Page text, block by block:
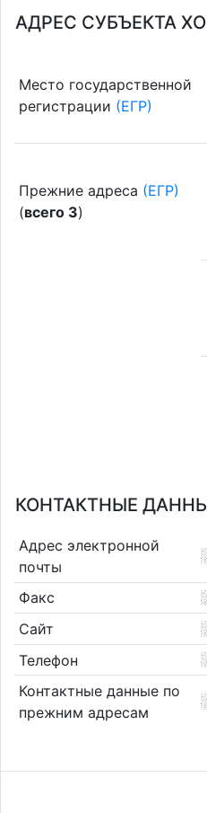
АДРЕС СУБЪЕКТА
Место государственной
регистрации (ЕГР)
Прежние адреса (ЕГР)
(всего 3)
КОНТАКТНЫЕ
Адрес электронной
почты
Факс
Сайт
Телефон
Контактные данные по
прежним адресам